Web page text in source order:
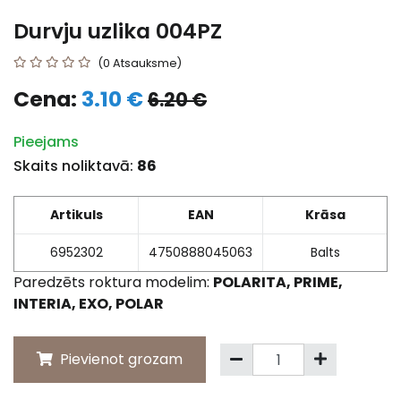
Durvju uzlika 004PZ
(0 Atsauksme)
Cena: 3.10 €6.20 €
Pieejams
Skaits noliktavā: 86
Artikuls EAN Krāsa
6952302 4750888045063 Balts
Paredzēts roktura modelim: POLARITA, PRIME,
INTERIA, EXO, POLAR
Pievienot grozam